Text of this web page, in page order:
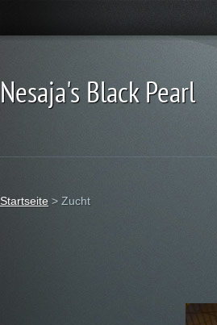
Nesaja's Black Pearl
Startseite > Zucht